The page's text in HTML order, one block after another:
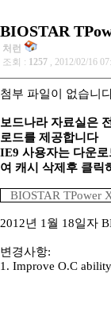
BIOSTAR
처런
조회 : 1257 , 2012/02/16
첨부 파일이 없습니
보드나라 자료실은
로드를 제공합니다
IE9 사용자는 다운
여 캐시 삭제후 클릭
BIOSTAR TPower
2012년 1월 18일자
변경사항:
1. Improve O.C ability